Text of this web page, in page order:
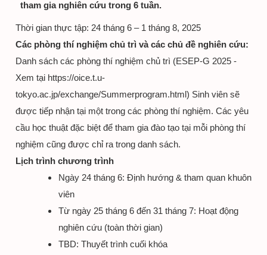
tham gia nghiên cứu trong 6 tuần.
Thời gian thực tập: 24 tháng 6 – 1 tháng 8, 2025
Các phòng thí nghiệm chủ trì và các chủ đề nghiên cứu:
Danh sách các phòng thí nghiệm chủ trì (ESEP-G 2025 -
Xem tại https://oice.t.u-
tokyo.ac.jp/exchange/Summerprogram.html) Sinh viên sẽ
được tiếp nhận tại một trong các phòng thí nghiệm. Các yêu
cầu học thuật đặc biệt để tham gia đào tạo tại mỗi phòng thí
nghiệm cũng được chỉ ra trong danh sách.
Lịch trình chương trình
Ngày 24 tháng 6: Định hướng & tham quan khuôn
viên
Từ ngày 25 tháng 6 đến 31 tháng 7: Hoạt động
nghiên cứu (toàn thời gian)
TBD: Thuyết trình cuối khóa